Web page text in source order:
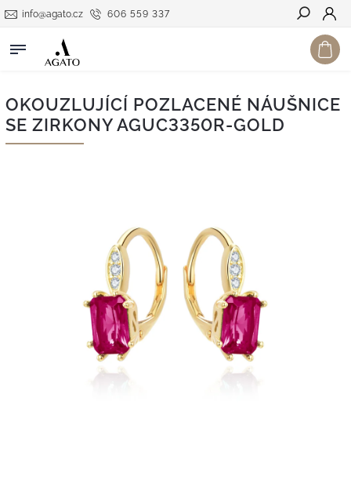
606 559 337
info@agato.cz
Hledat
OKOUZLUJÍCÍ POZLACENÉ NÁUŠNICE
SE ZIRKONY AGUC3350R-GOLD